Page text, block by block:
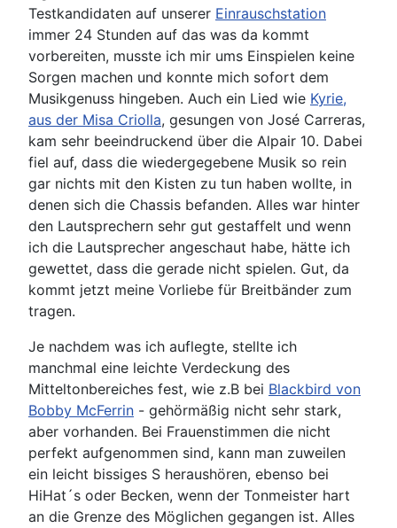
Testkandidaten auf unserer Einrauschstation
immer 24 Stunden auf das was da kommt
vorbereiten, musste ich mir ums Einspielen keine
Sorgen machen und konnte mich sofort dem
Musikgenuss hingeben. Auch ein Lied wie Kyrie,
aus der Misa Criolla, gesungen von José Carreras,
kam sehr beeindruckend über die Alpair 10. Dabei
fiel auf, dass die wiedergegebene Musik so rein
gar nichts mit den Kisten zu tun haben wollte, in
denen sich die Chassis befanden. Alles war hinter
den Lautsprechern sehr gut gestaffelt und wenn
ich die Lautsprecher angeschaut habe, hätte ich
gewettet, dass die gerade nicht spielen. Gut, da
kommt jetzt meine Vorliebe für Breitbänder zum
tragen.
Je nachdem was ich auflegte, stellte ich
manchmal eine leichte Verdeckung des
Mitteltonbereiches fest, wie z.B bei Blackbird von
Bobby McFerrin - gehörmäßig nicht sehr stark,
aber vorhanden. Bei Frauenstimmen die nicht
perfekt aufgenommen sind, kann man zuweilen
ein leicht bissiges S heraushören, ebenso bei
HiHat´s oder Becken, wenn der Tonmeister hart
an die Grenze des Möglichen gegangen ist. Alles